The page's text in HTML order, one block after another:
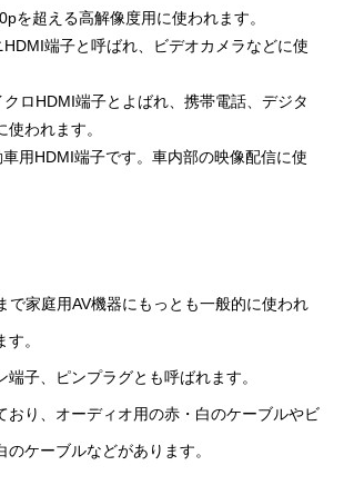
を超える高解像度用に使われます。
HDMI端子と呼ばれ、ビデオカメラなどに使
クロHDMI端子とよばれ、携帯電話、デジタ
使われます。
車用HDMI端子です。車内部の映像配信に使
で家庭用AV機器にもっとも一般的に使われ
。
端子、ピンプラグとも呼ばれます。
おり、オーディオ用の赤・白のケーブルやビ
ケーブルなどがあります。